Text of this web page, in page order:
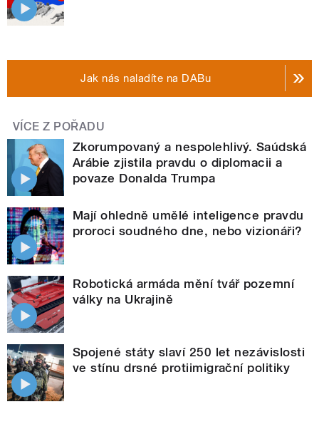
Jak nás naladíte na DABu
VÍCE Z POŘADU
Zkorumpovaný a nespolehlivý. Saúdská
Arábie zjistila pravdu o diplomacii a
povaze Donalda Trumpa
Mají ohledně umělé inteligence pravdu
proroci soudného dne, nebo vizionáři?
Robotická armáda mění tvář pozemní
války na Ukrajině
Spojené státy slaví 250 let nezávislosti
ve stínu drsné protiimigrační politiky